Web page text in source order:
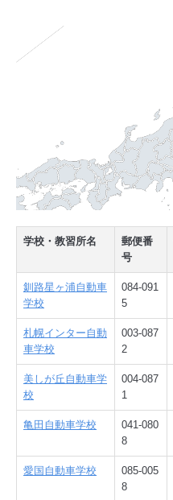
学校・教習所名
郵便番
号
釧路星ヶ浦自動車
学校
084-091
5
札幌インター自動
車学校
003-087
2
美しが丘自動車学
校
004-087
1
亀田自動車学校
041-080
8
愛国自動車学校
085-005
8